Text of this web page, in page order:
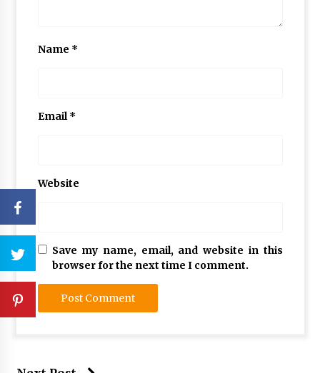
Name *
Email*
Website
Save my name, email, and website in this
browser for the next time I comment.